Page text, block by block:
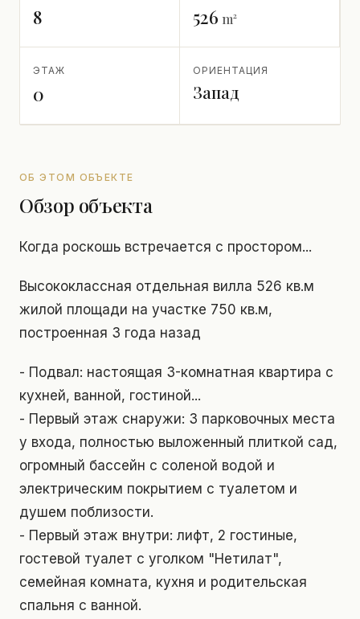
8 526 m²
ЭТАЖ
0
ОРИЕНТАЦИЯ
Запад
ОБ ЭТОМ ОБЪЕКТЕ
Обзор объекта
Когда роскошь встречается с простором...
Высококлассная отдельная вилла 526 кв.м
жилой площади на участке 750 кв.м,
построенная 3 года назад
- Подвал: настоящая 3-комнатная квартира с
кухней, ванной, гостиной...
- Первый этаж снаружи: 3 парковочных места
у входа, полностью выложенный плиткой сад,
огромный бассейн с соленой водой и
электрическим покрытием с туалетом и
душем поблизости.
- Первый этаж внутри: лифт, 2 гостиные,
гостевой туалет с уголком "Нетилат",
семейная комната, кухня и родительская
спальня с ванной.